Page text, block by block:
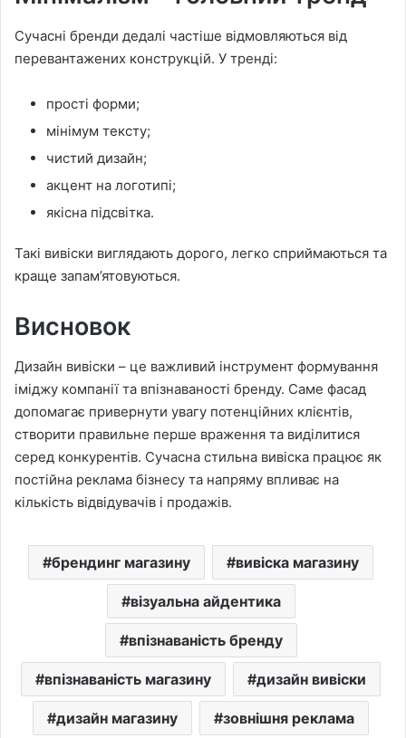
Сучасні бренди дедалі частіше відмовляються від
перевантажених конструкцій. У тренді:
прості форми;
мінімум тексту;
чистий дизайн;
акцент на логотипі;
якісна підсвітка.
Такі вивіски виглядають дорого, легко сприймаються та
краще запам’ятовуються.
Висновок
Дизайн вивіски – це важливий інструмент формування
іміджу компанії та впізнаваності бренду. Саме фасад
допомагає привернути увагу потенційних клієнтів,
створити правильне перше враження та виділитися
серед конкурентів. Сучасна стильна вивіска працює як
постійна реклама бізнесу та напряму впливає на
кількість відвідувачів і продажів.
брендинг магазину вивіска магазину
візуальна айдентика
впізнаваність бренду
впізнаваність магазину дизайн вивіски
дизайн магазину зовнішня реклама